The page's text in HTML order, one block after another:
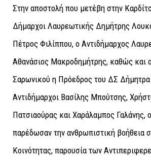
Στην αποστολή που μετέβη στην
Δήμαρχοι Λαυρεωτικής Δημήτρης
Πέτρος Φιλίππου, ο Αντιδήμαρχος
Αθανάσιος Μακροδημήτρης, καθώς και
Σαρωνικού η Πρόεδρος του ΔΣ Δήμητρα
Αντιδήμαρχοι Βασίλης Μπούτσης,
Πατσιαούρας και Χαράλαμπος Γαλάνης,
παρέδωσαν την ανθρωπιστική βοήθεια
Κοινότητας, παρουσία των